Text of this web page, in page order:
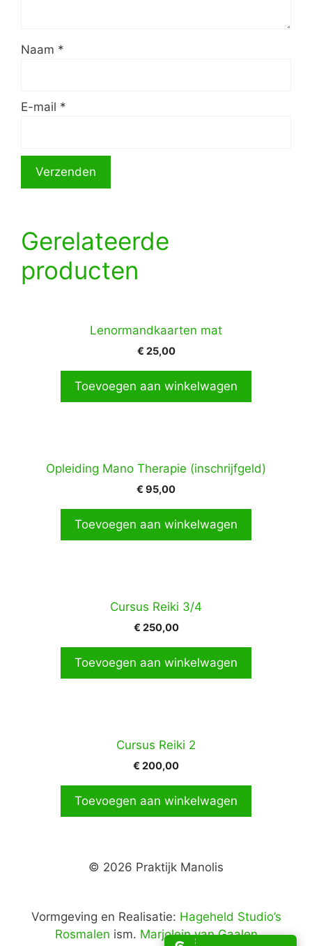
Naam *
E-mail *
Gerelateerde
producten
Lenormandkaarten mat
€ 25,00
Toevoegen aan winkelwagen
Opleiding Mano Therapie (inschrijfgeld)
€ 95,00
Toevoegen aan winkelwagen
Cursus Reiki 3/4
€ 250,00
Toevoegen aan winkelwagen
Cursus Reiki 2
€ 200,00
Toevoegen aan winkelwagen
© 2026 Praktijk Manolis
Vormgeving en Realisatie: Hageheld Studio’s
Rosmalen ism. Marjolein van Gaalen